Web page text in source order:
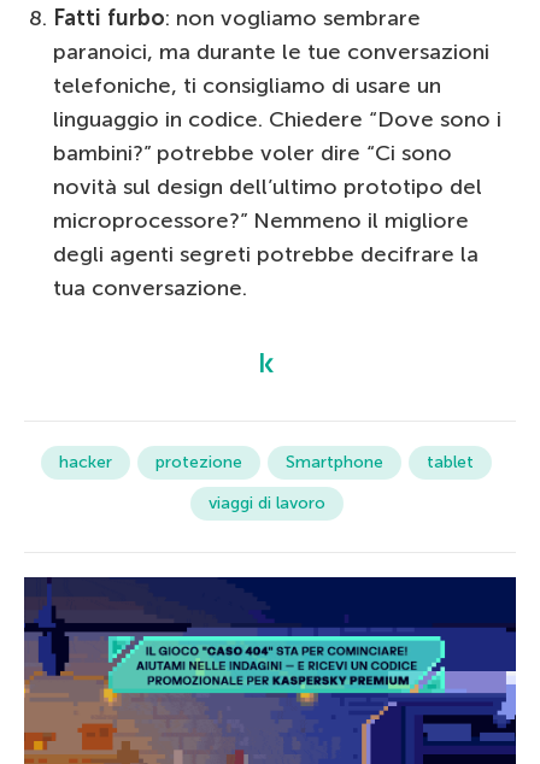
Fatti furbo: non vogliamo sembrare
paranoici, ma durante le tue conversazioni
telefoniche, ti consigliamo di usare un
linguaggio in codice. Chiedere “Dove sono i
bambini?” potrebbe voler dire “Ci sono
novità sul design dell’ultimo prototipo del
microprocessore?” Nemmeno il migliore
degli agenti segreti potrebbe decifrare la
tua conversazione.
hacker protezione Smartphone
tablet
viaggi di lavoro